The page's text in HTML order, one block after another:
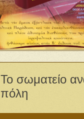
Το σωματείο
πόλη